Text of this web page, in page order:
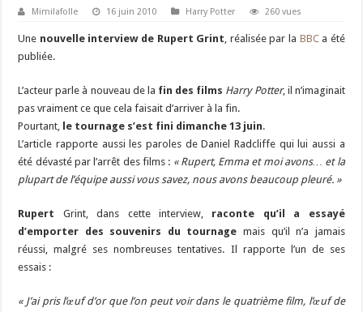
Mimilafolle 16 juin 2010 Harry Potter 260 vues
Une nouvelle interview de Rupert Grint, réalisée par la BBCa été
publiée.
L’acteur parle à nouveau de la fin des films Harry Potter, il n’imaginait
pas vraiment ce que cela faisait d’arriver à la fin.
Pourtant, le tournage s’est fini dimanche 13 juin.
L’article rapporte aussi les paroles de Daniel Radcliffe qui lui aussi a
été dévasté par l’arrêt des films : « Rupert, Emma et moi avons… et la
plupart de l’équipe aussi vous savez, nous avons beaucoup pleuré. »
Rupert Grint, dans cette interview, raconte qu’il a essayé
d’emporter des souvenirs du tournage mais qu’il n’a jamais
réussi, malgré ses nombreuses tentatives. Il rapporte l’un de ses
essais :
« J’ai pris l’œuf d’or que l’on peut voir dans le quatrième film, l’œuf de